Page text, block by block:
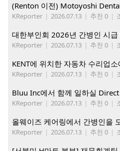
KReporter | 2026.07.13 | 추천 0 |
KReporter | 2026.07.13 | 추천 0 |
KReporter | 2026.07.13 | 추천 0 |
Bluu Inc에서 함께 일하실
KReporter | 2026.07.13 | 추천 0 |
올웨이즈 케어링에서 간병인을
KReporter | 2026.07.13 | 추천 0 |